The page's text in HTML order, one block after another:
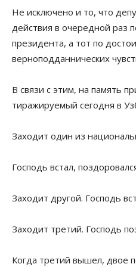
Не исключено и то, что
действия в очередной раз
президента, а тот по
верноподданнических
В связи с этим, на память
тиражируемый сегодня в
Заходит один из
Господь встал,
Заходит другой. Господь
Заходит третий. Господь
Когда третий вышел, двое